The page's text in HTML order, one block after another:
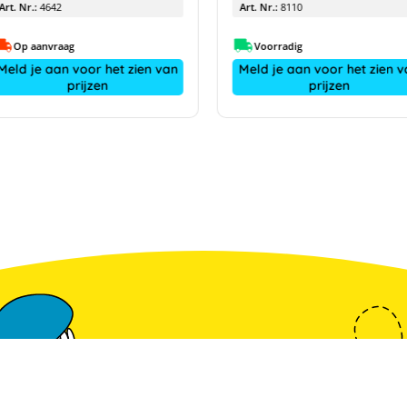
Nr.:4642
Op aanvraag
je aan voor het zien van
prijzen
Art. Nr.: 8110
Voorradig
Meld je aan voor het zien
prijzen